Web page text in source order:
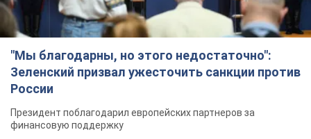
"Мы благодарны, но этого недостаточно":
Зеленский призвал ужесточить санкции против
России
Президент поблагодарил европейских партнеров за
финансовую поддержку